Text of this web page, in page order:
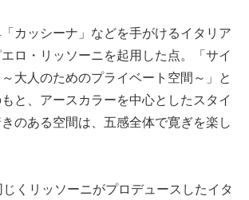
カッシーナ」などを手がけるイタリア
ロ・リッソーニを起用した点。「サイ
大人のためのプライベート空間～」と
と、アースカラーを中心としたスタイ
のある空間は、五感全体で寛ぎを楽し
くリッソーニがプロデュースしたイタ